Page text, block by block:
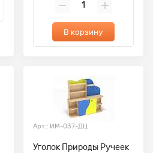
В корзину
Арт.: ИМ-037-ДЦ
Уголок Природы Ручеек